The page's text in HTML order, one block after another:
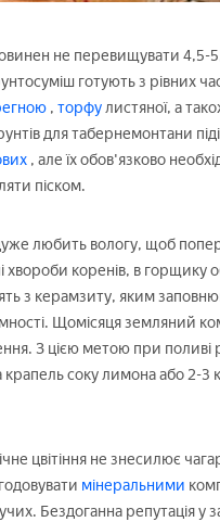
не перевищувати 4,5-
готують з рівних
, торфулистяної, а
для табернемонтани
, але їх обов'язково
піском.
любить вологу, щоб
хвороби коренів, в горщику
з керамзиту, яким
Щомісяця земляний
З цією метою при поливі
крапель соку лимона або 2-3
цвітіння не знесилює
мінеральними
Бездоганна репутація у